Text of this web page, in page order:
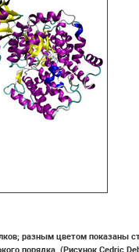
разным цветом показаны
порядка. (Рисунок Cedric